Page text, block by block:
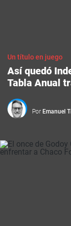
Un título en juego
Así quedó
Tabla Anual
Por Emanuel